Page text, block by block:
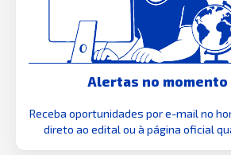
Alertas no
Receba oportunidades por e-mail no
direto ao edital ou à página oficial